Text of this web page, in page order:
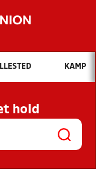
vil du søge efter?
OG NYHEDER
OG
KAMP
hold